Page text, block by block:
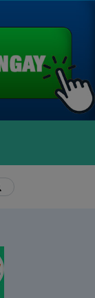
kiếm